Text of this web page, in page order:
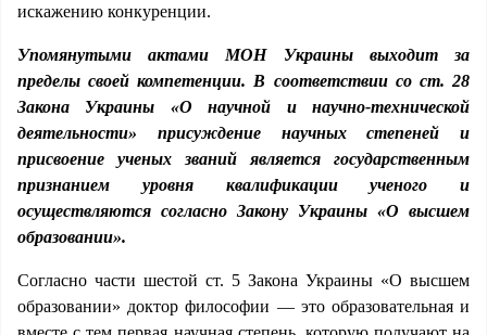
искажению конкуренции.
Упомянутыми актами МОН Украины выходит за
пределы своей компетенции. В соответствии со ст. 28
Закона Украины «О научной и научно-технической
деятельности» присуждение научных степеней и
присвоение ученых званий является государственным
признанием уровня квалификации ученого и
осуществляются согласно Закону Украины «О высшем
образовании».
Согласно части шестой ст. 5 Закона Украины «О высшем
образовании» доктор философии — это образовательная и